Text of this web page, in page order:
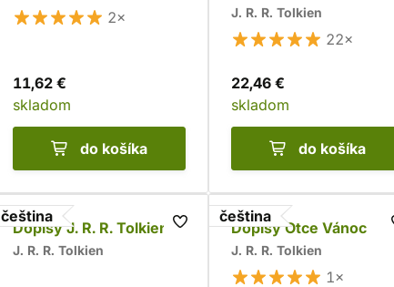
2×
11,62 €
skladom
do košíka
vydání)
J. R. R. Tolkien
22×
22,46 €
skladom
do košíka
čeština
Dopisy J. R. R. Tolkiena
J. R. R. Tolkien
čeština
Dopisy Otce Vánoc
J. R. R. Tolkien
1×